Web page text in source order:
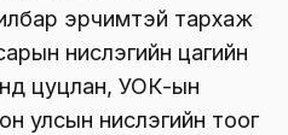
эрчимтэй тархаж
нислэгийн цагийн
цуцлан, УОК-ын
улсын нислэгийн тоог